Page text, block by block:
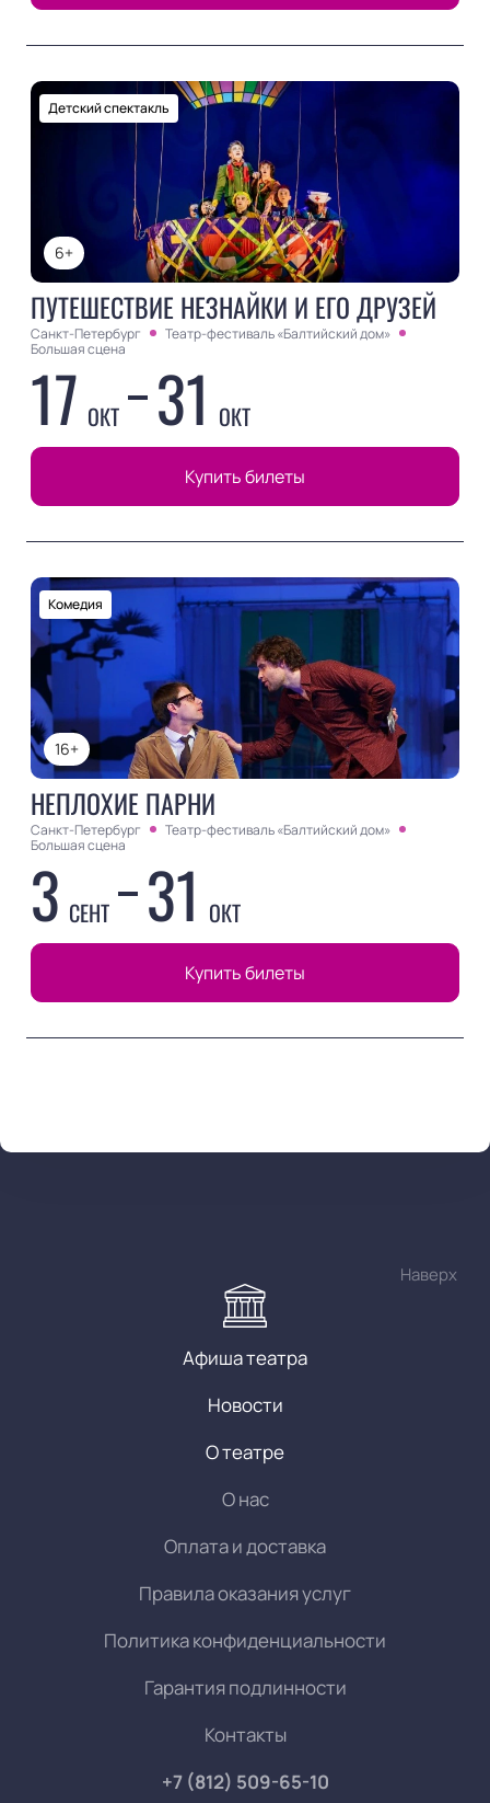
6+
Детский спектакль
ПУТЕШЕСТВИЕ НЕЗНАЙКИ И ЕГО ДРУЗЕЙ
Санкт-Петербург
Театр-фестиваль «Балтийский дом»
Большая сцена
17 ОКТ 31 ОКТ
Купить билеты
16+
Комедия
НЕПЛОХИЕ ПАРНИ
Санкт-Петербург
Театр-фестиваль «Балтийский дом»
Большая сцена
3 СЕНТ 31 ОКТ
Купить билеты
Наверх
Афиша театра
Новости
О театре
О нас
Оплата и доставка
Правила оказания услуг
Политика конфиденциальности
Гарантия подлинности
Контакты
+7 (812) 509-65-10